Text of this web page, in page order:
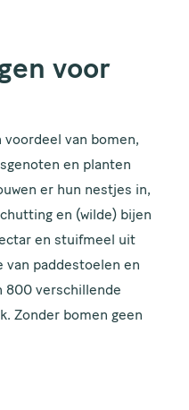
voor
van bomen,
en planten
er hun nestjes in,
en (wilde) bijen
en stuifmeel uit
van paddestoelen en
800 verschillende
Zonder bomen geen
de
de
nieuwsbrief, dus wil jij